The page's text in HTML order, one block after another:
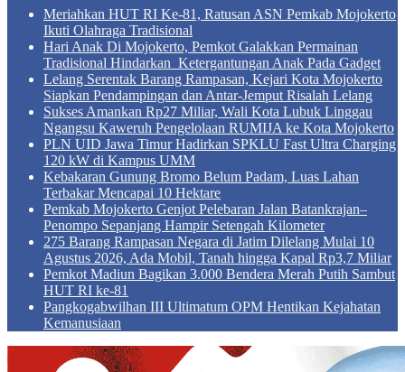
Meriahkan HUT RI Ke-81, Ratusan ASN Pemkab Mojokerto
Ikuti Olahraga Tradisional
Hari Anak Di Mojokerto, Pemkot Galakkan Permainan
Tradisional Hindarkan Ketergantungan Anak Pada Gadget
Lelang Serentak Barang Rampasan, Kejari Kota Mojokerto
Siapkan Pendampingan dan Antar-Jemput Risalah Lelang
Sukses Amankan Rp27 Miliar, Wali Kota Lubuk Linggau
Ngangsu Kaweruh Pengelolaan RUMIJA ke Kota Mojokerto
PLN UID Jawa Timur Hadirkan SPKLU Fast Ultra Charging
120 kW di Kampus UMM
Kebakaran Gunung Bromo Belum Padam, Luas Lahan
Terbakar Mencapai 10 Hektare
Pemkab Mojokerto Genjot Pelebaran Jalan Batankrajan–
Penompo Sepanjang Hampir Setengah Kilometer
275 Barang Rampasan Negara di Jatim Dilelang Mulai 10
Agustus 2026, Ada Mobil, Tanah hingga Kapal Rp3,7 Miliar
Pemkot Madiun Bagikan 3.000 Bendera Merah Putih Sambut
HUT RI ke-81
Pangkogabwilhan III Ultimatum OPM Hentikan Kejahatan
Kemanusiaan